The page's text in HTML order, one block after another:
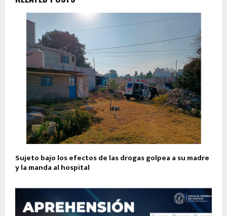
Sujeto bajo los efectos de las drogas golpea a su madre
y la manda al hospital